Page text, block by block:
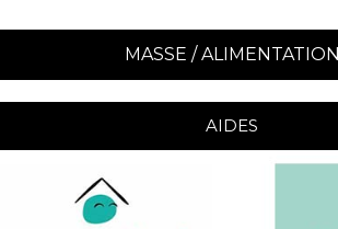
MASSE / ALIMENTATION
AIDES